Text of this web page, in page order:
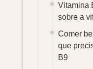
Vitamina
sobre a
Comer
que
B9